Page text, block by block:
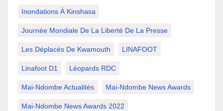
Inondations À Kinshasa
Journée Mondiale De La Liberté De La Presse
Les Déplacés De Kwamouth LINAFOOT
Linafoot D1 Léopards RDC
Mai-Ndombe Actualités Mai-Ndombe News Awards
Mai-Ndombe News Awards 2022